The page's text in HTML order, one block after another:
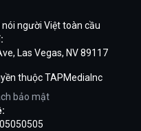
nói người Việt toàn cầu
Las Vegas, NV 89117
thuộc TAPMediaInc
bảo mật